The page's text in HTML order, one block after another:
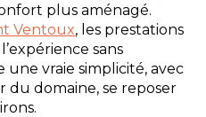
plus aménagé.
Ventoux, les prestations
sans
une vraie simplicité, avec
du domaine, se reposer